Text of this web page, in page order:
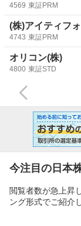
4569 東証PRM
(株)アイティフ
4743 東証PRM
オリコン(株)
4800 東証STD
今注目の日本
閲覧者数が急上昇
ング形式でご紹介